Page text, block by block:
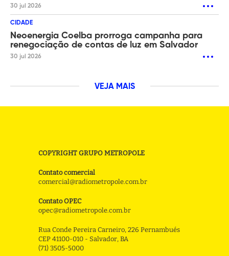
30 jul 2026
CIDADE
Neoenergia Coelba prorroga campanha para
renegociação de contas de luz em Salvador
30 jul 2026
VEJA MAIS
COPYRIGHT GRUPO METROPOLE
Contato comercial
comercial@radiometropole.com.br
Contato OPEC
opec@radiometropole.com.br
Rua Conde Pereira Carneiro, 226 Pernambués
CEP 41100-010 - Salvador, BA
(71) 3505-5000